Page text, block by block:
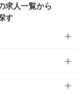
求人一覧から
す